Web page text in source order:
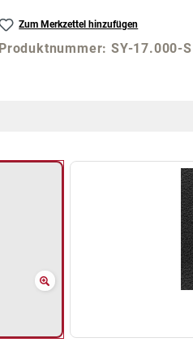
Zum Merkzettel hinzufügen
Produktnummer:SY-17.000-S